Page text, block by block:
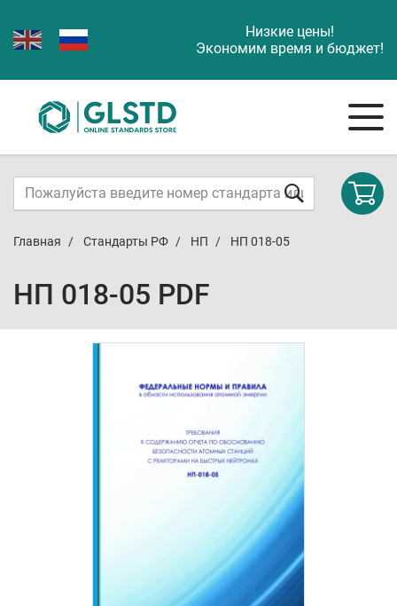
Низкие цены!
Экономим время и бюджет!
Главная Стандарты РФ НП НП 018-05
НП 018-05 PDF